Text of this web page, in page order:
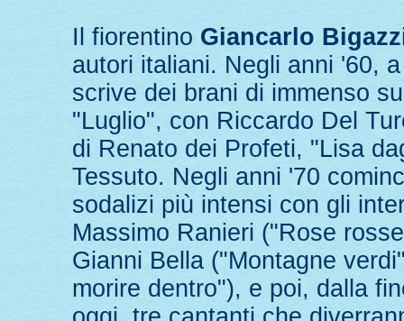
Il fiorentino Giancarlo
autori italiani. Negli anni '60,
scrive dei brani di immenso
"Luglio", con Riccardo Del
di Renato dei Profeti, "Lisa
Tessuto. Negli anni '70
sodalizi più intensi con gli
Massimo Ranieri ("Rose
Gianni Bella ("Montagne
morire dentro"), e poi, dalla